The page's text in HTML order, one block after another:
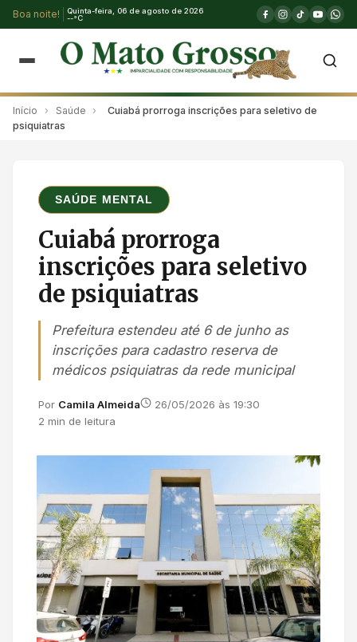
Boa noite!
Quinta-feira, 06 de agosto de 2026
--°C
Início › Saúde ›
Cuiabá prorroga inscrições para seletivo de
psiquiatras
SAÚDE MENTAL
Cuiabá prorroga
inscrições para seletivo
de psiquiatras
Prefeitura estendeu até 6 de junho as
inscrições para cadastro reserva de
médicos psiquiatras da rede municipal
Por Camila Almeida
26/05/2026 às 19:30
2 min de leitura